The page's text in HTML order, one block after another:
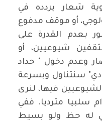
شعار يردده في
أو موقف مدفوع
بعدم القدرة على
شيوعيين، أو
وعدم دخول " حداد
سنتناول وبسرعة
فيها، لنرى
سلبيا مترديا. ففي
له حظ ولو بسيط